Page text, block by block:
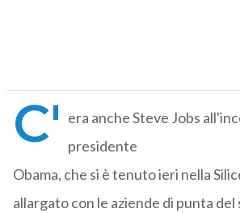
C' era anche Steve Jobs
presidente
Obama, che si è tenuto ieri nella
allargato con le aziende di punta